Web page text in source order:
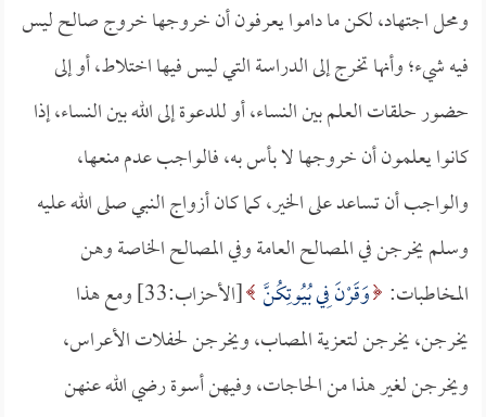
ومحل اجتهاد، لكن ما داموا يعرفون أن خروجها خروج صالح ليس
فيه شيء؛ وأنها تخرج إلى الدراسة التي ليس فيها اختلاط، أو إلى
حضور حلقات العلم بين النساء، أو للدعوة إلى الله بين النساء، إذا
كانوا يعلمون أن خروجها لا بأس به، فالواجب عدم منعها،
والواجب أن تساعد على الخير، كما كان أزواج النبي صلى الله عليه
وسلم يخرجن في المصالح العامة وفي المصالح الخاصة وهن
المخاطبات: وَقَرْنَ فِي بُيُوتِكُنَّ
[الأحزاب:33] ومع هذا
يخرجن، يخرجن لتعزية المصاب، ويخرجن لحفلات الأعراس،
ويخرجن لغير هذا من الحاجات، وفيهن أسوة رضي الله عنهن